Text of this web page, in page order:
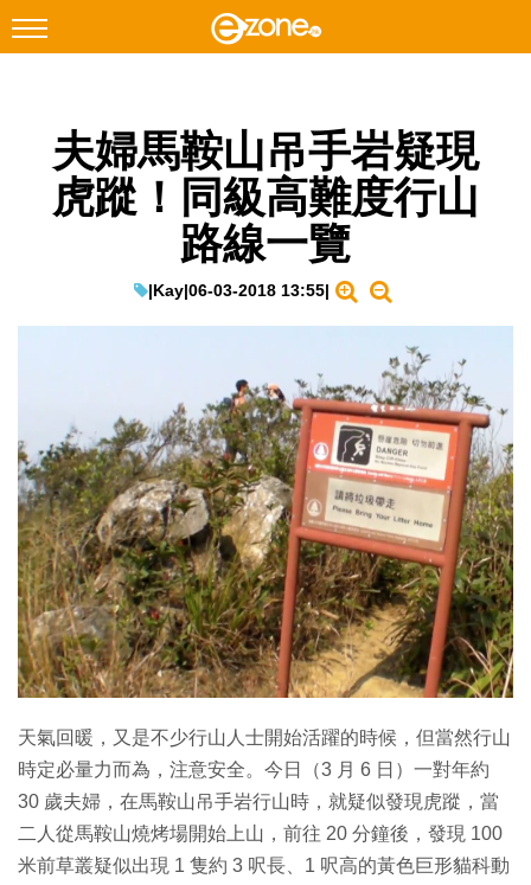
Facebook Instagram
科技焦點
教學評測
IT Times
生成式AI與雲端應用
Enterprise Digital Transformation
特集
夫婦馬鞍山吊手岩疑現
虎蹤！同級高難度行山
路線一覽
|Kay|06-03-2018 13:55|
天氣回暖，又是不少行山人士開始活躍的時候，但當然行山
時定必量力而為，注意安全。今日（3 月 6 日）一對年約
30 歲夫婦，在馬鞍山吊手岩行山時，就疑似發現虎蹤，當
二人從馬鞍山燒烤場開始上山，前往 20 分鐘後，發現 100
米前草叢疑似出現 1 隻約 3 呎長、1 呎高的黃色巨形貓科動